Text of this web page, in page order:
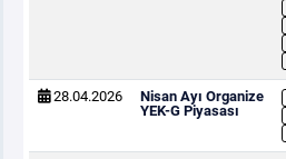
28.04.2026
Nisan Ayı Organize
YEK-G Piyasası